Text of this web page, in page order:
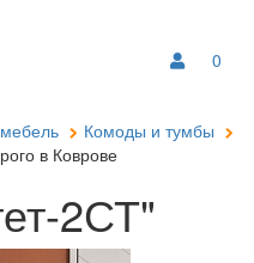
0
Комоды и тумбы
в Коврове
2СТ"